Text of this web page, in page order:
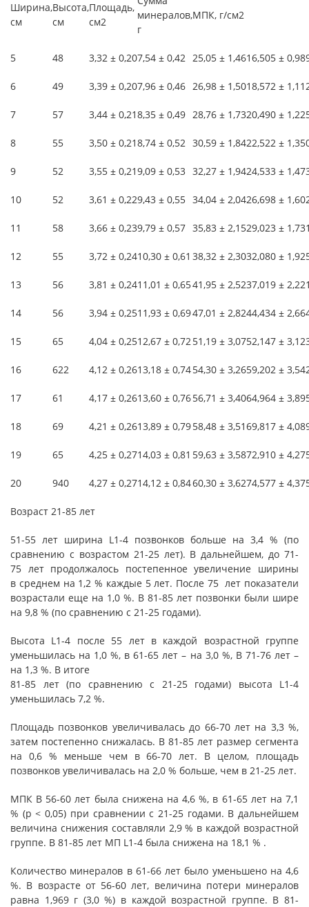
Ширина,
см
Высота,
см
Площадь,
см2
минералов,
г
МПК, г/см2
5 48 3,32 ± 0,207,54 ± 0,42 25,05 ± 1,4616,505 ±
6 49 3,39 ± 0,207,96 ± 0,46 26,98 ± 1,5018,572 ±
7 57 3,44 ± 0,218,35 ± 0,49 28,76 ± 1,7320,490 ±
8 55 3,50 ± 0,218,74 ± 0,52 30,59 ± 1,8422,522 ±
9 52 3,55 ± 0,219,09 ± 0,53 32,27 ± 1,9424,533 ±
10 52 3,61 ± 0,229,43 ± 0,55 34,04 ± 2,0426,698 ±
11 58 3,66 ± 0,239,79 ± 0,57 35,83 ± 2,1529,023 ±
12 55 3,72 ± 0,2410,30 ± 0,61 38,32 ± 2,3032,080 ±
13 56 3,81 ± 0,2411,01 ± 0,6541,95 ± 2,5237,019 ±
14 56 3,94 ± 0,2511,93 ± 0,6947,01 ± 2,8244,434 ±
15 65 4,04 ± 0,2512,67 ± 0,7251,19 ± 3,0752,147 ±
16 622 4,12 ± 0,2613,18 ± 0,7454,30 ± 3,2659,202 ±
17 61 4,17 ± 0,2613,60 ± 0,7656,71 ± 3,4064,964 ±
18 69 4,21 ± 0,2613,89 ± 0,7958,48 ± 3,5169,817 ±
19 65 4,25 ± 0,2714,03 ± 0,81 59,63 ± 3,5872,910 ±
20 940 4,27 ± 0,2714,12 ± 0,8460,30 ± 3,6274,577 ±
Возраст 21-85 лет
51-55 лет ширина L1-4 позвонков больше на 3,4 % (по
сравнению с возрастом 21-25 лет). В дальнейшем, до 71-
75 лет продолжалось постепенное увеличение ширины
в среднем на 1,2 % каждые 5 лет. После 75 лет показатели
возрастали еще на 1,0 %. В 81-85 лет позвонки были шире
на 9,8 % (по сравнению с 21-25 годами).
Высота L1-4 после 55 лет в каждой возрастной группе
уменьшилась на 1,0 %, в 61-65 лет – на 3,0 %, В 71-76 лет –
на 1,3 %. В итоге
81-85 лет (по сравнению с 21-25 годами) высота L1-4
уменьшилась 7,2 %.
Площадь позвонков увеличивалась до 66-70 лет на 3,3 %,
затем постепенно снижалась. В 81-85 лет размер сегмента
на 0,6 % меньше чем в 66-70 лет. В целом, площадь
позвонков увеличивалась на 2,0 % больше, чем в 21-25 лет.
МПК В 56-60 лет была снижена на 4,6 %, в 61-65 лет на 7,1
% (р < 0,05) при сравнении с 21-25 годами. В дальнейшем
величина снижения составляли 2,9 % в каждой возрастной
группе. В 81-85 лет МП L1-4 была снижена на 18,1 % .
Количество минералов в 61-66 лет было уменьшено на 4,6
%. В возрасте от 56-60 лет, величина потери минералов
равна 1,969 г (3,0 %) в каждой возрастной группе. В 81-